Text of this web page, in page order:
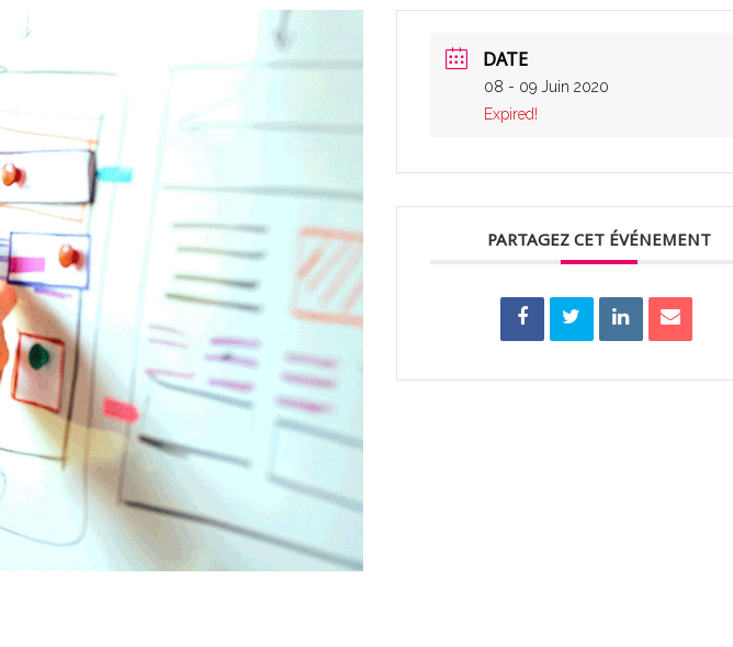
DATE
08 - 09 Juin 2020
Expired!
PARTAGEZ CET ÉVÉNEMENT